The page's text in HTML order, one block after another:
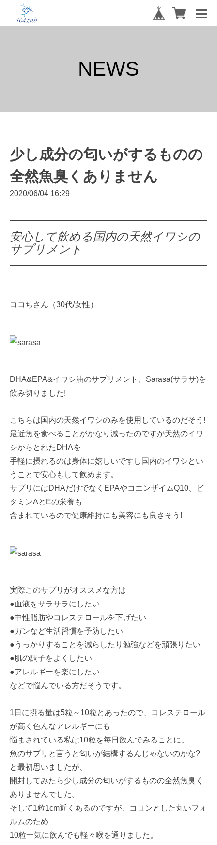
NEWS
少し成分の匂いがするものの
全然魚臭くありません
2020/06/04 16:29
安心して飲める国内の天然イワシの
サプリメント
ココちさん（30代/女性）
DHA&EPA&イワシ油のサプリメント、Sarasa(サラサ)を
飲み切りました!
こちらは国内の天然イワシのみを使用しているのだそう!
最近魚を食べることがかなり減ったのですが天然のイワ
シからとれたDHAを
手軽に摂れるのは身体に嬉しいですし国内のイワシとい
うことで安心もして飲めます。
サプリにはDHAだけでなくEPAやコエンザイムQ10、ビ
タミンAとEの栄養も
含まれているので健康維持にも美容にも良さそう!
実際このサプリがオススメな方は
●血液をサラサラにしたい
●中性脂肪やコレステロールを下げたい
●ガンなど生活習慣を予防したい
●うっかりすることを減らしたり勉強などを頑張りたい
●肌の調子をよくしたい
●アレルギーを楽にしたい
などで悩んでいる方だそうです。
1日に摂る量は5粒～10粒とあったので、コレステロール
が高く色んなアレルギーにも
悩まされている私は10粒を毎日飲んでみることに。
魚のサプリと言うと匂いが結構するんじゃないのかな?
と最初思いましたが、
開封してみたら少し成分の匂いがするものの全然魚臭く
ありませんでした。
そして1粒1cm近くあるのですが、コロンとした丸いフォ
ルムのため
10粒一気に飲んでも軽々喉を通りました。